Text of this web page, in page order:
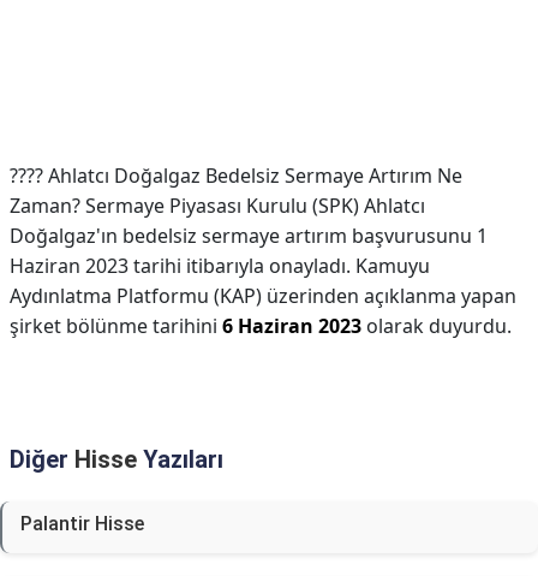
????︎ Ahlatcı Doğalgaz Bedelsiz Sermaye Artırım Ne
Zaman? Sermaye Piyasası Kurulu (SPK) Ahlatcı
Doğalgaz'ın bedelsiz sermaye artırım başvurusunu 1
Haziran 2023 tarihi itibarıyla onayladı. Kamuyu
Aydınlatma Platformu (KAP) üzerinden açıklanma yapan
şirket bölünme tarihini 6 Haziran 2023 olarak duyurdu.
Diğer Hisse Yazıları
Palantir Hisse